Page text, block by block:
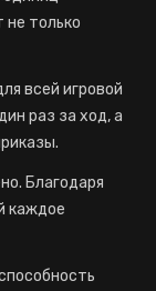
только
всей игровой
раз за ход, а
Благодаря
каждое